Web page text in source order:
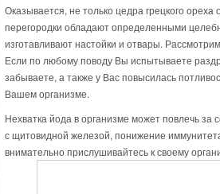
Оказывается, не только цедра грецкого
перегородки обладают определенными
изготавливают настойки и отвары.
Если по любому поводу Вы испытываете
забываете, а также у Вас повысилась
Вашем организме.
Нехватка йода в организме может повлечь
с щитовидной железой, понижение
внимательно прислушивайтесь к своему